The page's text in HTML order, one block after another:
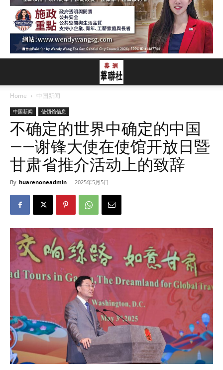
Home 中国新闻
中国新闻 使领馆信息
不确定的世界中确定的中国
——谢锋大使在使馆开放日暨
甘肃省推介活动上的致辞
By huarenoneadmin - 2025年5月5日